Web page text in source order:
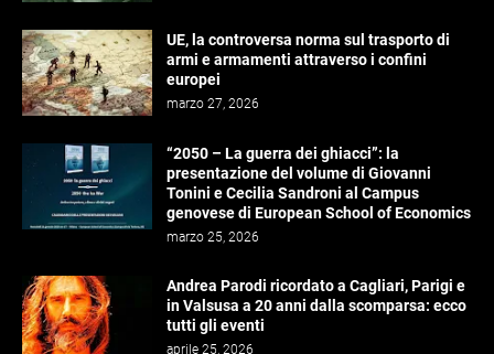
UE, la controversa norma sul trasporto di
armi e armamenti attraverso i confini
europei
marzo 27, 2026
“2050 – La guerra dei ghiacci”: la
presentazione del volume di Giovanni
Tonini e Cecilia Sandroni al Campus
genovese di European School of Economics
marzo 25, 2026
Andrea Parodi ricordato a Cagliari, Parigi e
in Valsusa a 20 anni dalla scomparsa: ecco
tutti gli eventi
aprile 25, 2026